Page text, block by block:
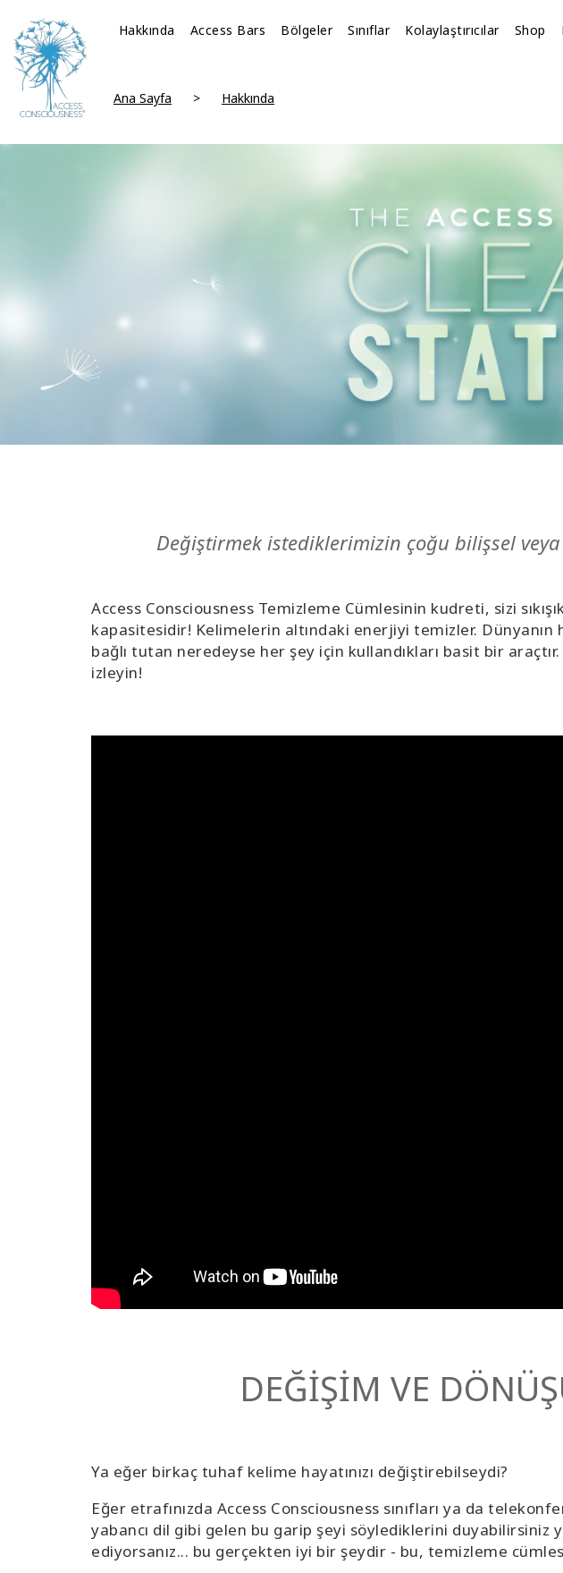
Hakkında Access Bars Bölgeler Sınıflar Kolaylaştırıcılar Shop
Ana Sayfa Hakkında
Değiştirmek istediklerimizin çoğu bilişsel
Access Consciousness Temizleme Cümlesinin kudreti, sizi
kapasitesidir! Kelimelerin altındaki enerjiyi temizler. Dünyanın
bağlı tutan neredeyse her şey için kullandıkları basit bir
izleyin!
DEĞİŞİM VE
Ya eğer birkaç tuhaf kelime hayatınızı değiştirebilseydi?
Eğer etrafınızda Access Consciousness sınıfları ya da
yabancı dil gibi gelen bu garip şeyi söylediklerini duyabilirsiniz
ediyorsanız... bu gerçekten iyi bir şeydir - bu, temizleme